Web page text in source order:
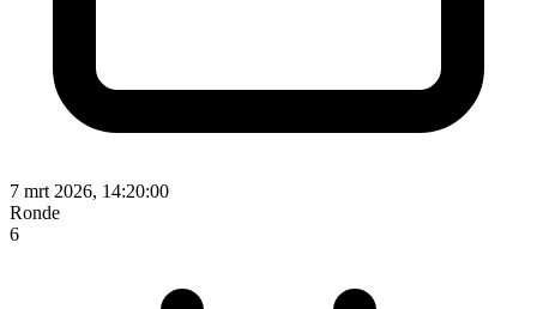
7 mrt 2026, 14:20:00
Ronde
6